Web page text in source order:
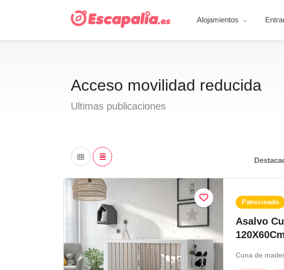
Alojamientos
Acceso movilidad reducida
Ultimas publicaciones
Patrocinado
Asalvo
Cuna de